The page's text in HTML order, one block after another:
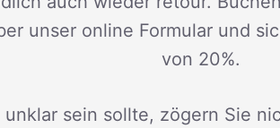
unser online Formular und
von 20%.
sein sollte, zögern Sie